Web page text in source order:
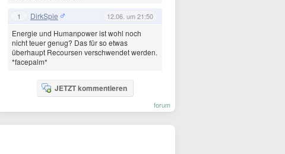
1 DirkSpie 12.06. um 21:50
Energie und Humanpower ist wohl noch
nicht teuer genug? Das für so etwas
überhaupt Recoursen verschwendet werden.
*facepalm*
JETZT kommentieren
forum